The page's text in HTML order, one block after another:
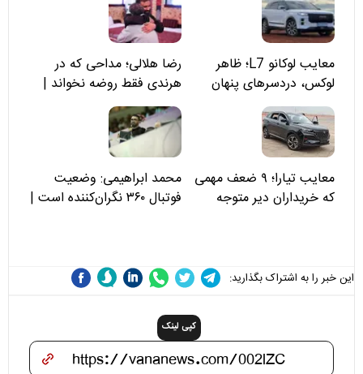
معایب لوکانو L7؛ ظاهر
لوکس، دردسرهای پنهان
رضا هلالی؛ مداحی که در
هرندی فقط روضه نخواند |
مسئولان «تکیه‌گاه آقا مرتضی
علی(ع)» را جدی‌تر ببینند
معایب تیارا؛ ۹ ضعف مهمی
که خریداران دیر متوجه
محمد ابراهیمی: وضعیت
فوتبال ۳۶۰ نگران‌کننده است |
این خبر را به اشتراک بگذارید:
کپی لینک